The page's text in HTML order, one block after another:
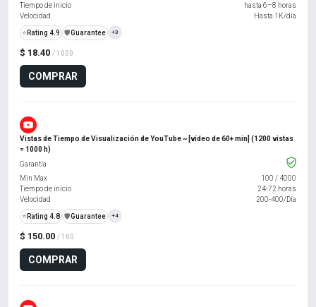
$ 18.40 / 1000
COMPRAR
Tiempo de inicio
hasta 6–8 horas
Velocidad
Hasta 1K/día
⭐ Rating 4.9 ️🛡️Guarantee +3
Vistas de Tiempo de Visualización de YouTube ~ [vídeo de 60+ min] (1200 vistas
= 1000 h)
$ 150.00 / 100
COMPRAR
Garantía
Min Max
100 /4000
Tiempo de inicio
24-72 horas
Velocidad
200-400/Día
⭐ Rating 4.8 ️🛡️Guarantee +4